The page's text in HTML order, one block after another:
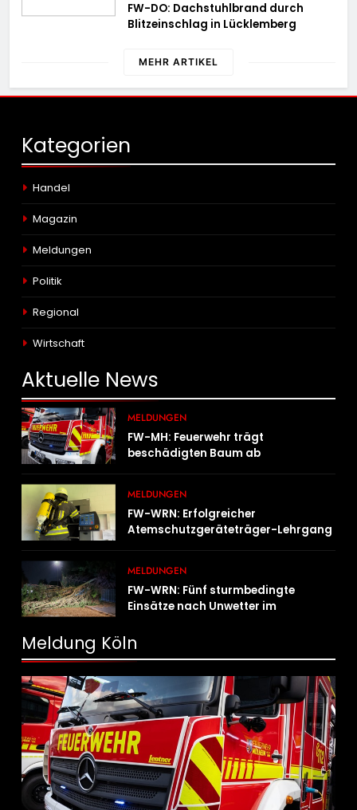
FW-DO: Dachstuhlbrand durch
Blitzeinschlag in Lücklemberg
MEHR ARTIKEL
Kategorien
Handel
Magazin
Meldungen
Politik
Regional
Wirtschaft
Aktuelle News
MELDUNGEN
FW-MH: Feuerwehr trägt
beschädigten Baum ab
MELDUNGEN
FW-WRN: Erfolgreicher
Atemschutzgeräteträger-Lehrgang
MELDUNGEN
FW-WRN: Fünf sturmbedingte
Einsätze nach Unwetter im
Meldung Köln